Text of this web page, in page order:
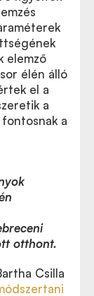
elemző
élén álló
el a
a
a
otthont.
a
Csilla